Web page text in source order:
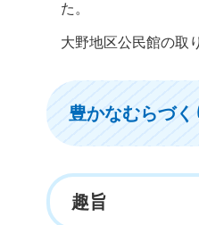
た。
大野地区公民館の取
豊かなむらづ
趣旨